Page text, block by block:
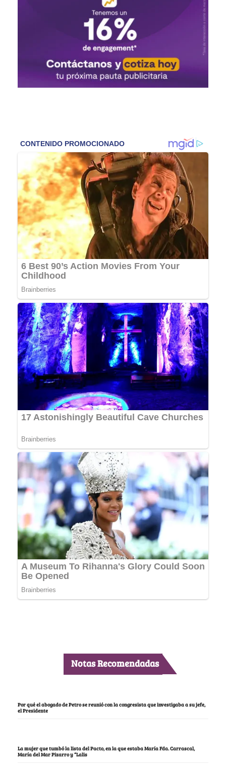
Notas Recomendadas
Por qué el abogado de Petro se reunió con la congresista que investigaba a su jefe,
el Presidente
La mujer que tumbó la lista del Pacto, en la que estaba María Fda. Carrascal,
María del Mar Pizarro y “Lalis